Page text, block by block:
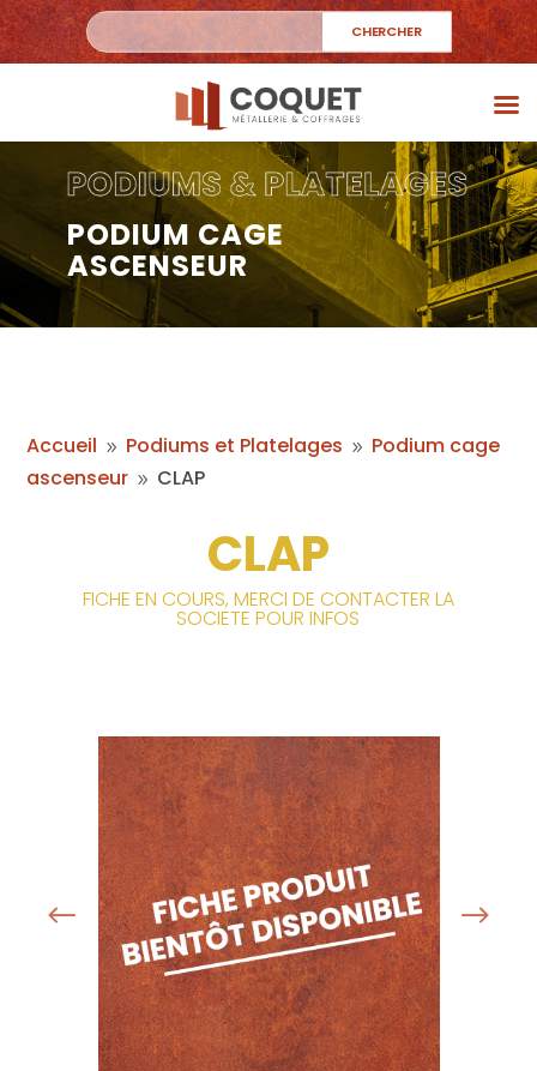
PODIUM CAGE
ASCENSEUR
Accueil 9 Podiums et Platelages 9 Podium cage
ascenseur 9 CLAP
CLAP
FICHE EN COURS, MERCI DE CONTACTER LA
SOCIETE POUR INFOS